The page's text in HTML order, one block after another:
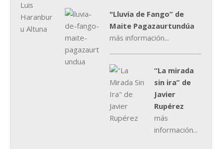
"Lluvia de Fango” de
Maite Pagazaurtundúa
más información...
“La mirada
sin ira” de
Javier
Rupérez
más
información...